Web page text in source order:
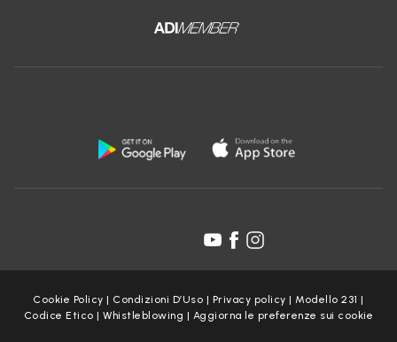
Cookie Policy | Condizioni D’Uso | Privacy policy | Modello 231 |
Codice Etico |Whistleblowing | Aggiorna le preferenze sui cookie